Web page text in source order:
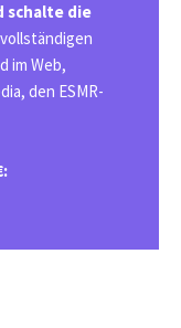
schalte die
im Web,
den ESMR-